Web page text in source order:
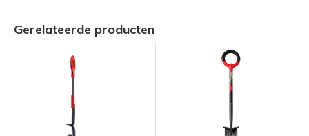
Gerelateerde producten